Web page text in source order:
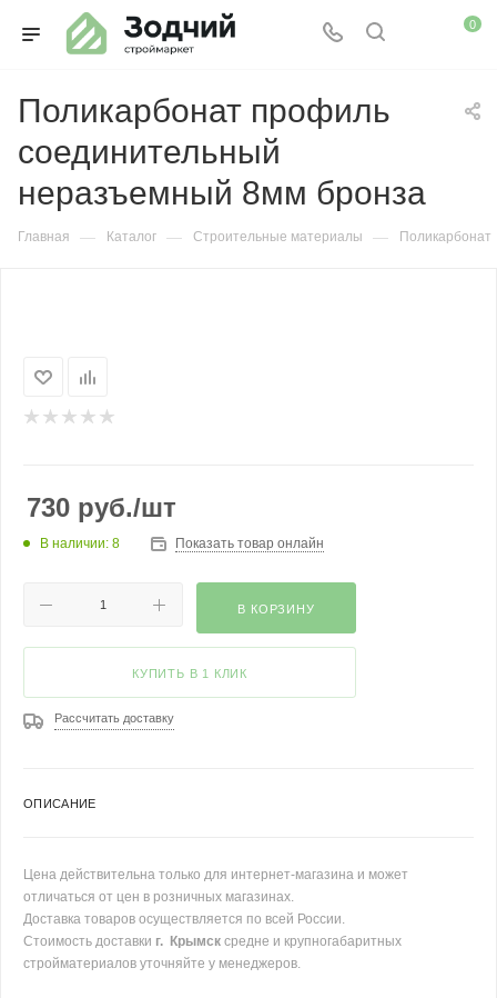
0
Поликарбонат профиль
соединительный
неразъемный 8мм бронза
Главная — Каталог — Строительные материалы — Поликарбонат
730 руб./шт
В наличии: 8 Показать товар онлайн
В КОРЗИНУ
КУПИТЬ В 1 КЛИК
Рассчитать доставку
ОПИСАНИЕ
Цена действительна только для интернет-магазина и может
отличаться от цен в розничных магазинах.
Доставка товаров осуществляется по всей России.
Стоимость доставки г. Крымск средне и крупногабаритных
стройматериалов уточняйте у менеджеров.